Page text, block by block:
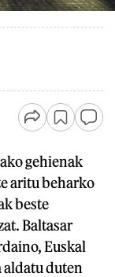
gehienak
aritu beharko
beste
Baltasar
Euskal
duten